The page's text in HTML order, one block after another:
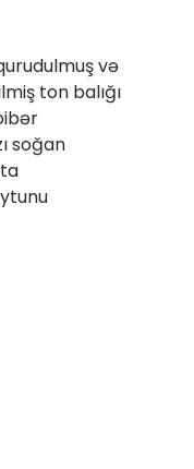
və
ton balığı
soğan